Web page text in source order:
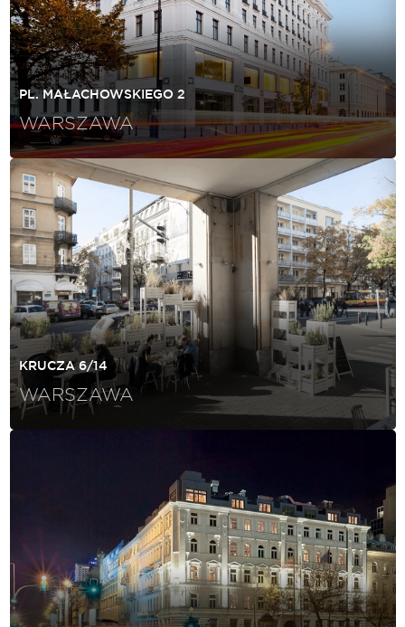
PL. MAŁACHOWSKIEGO 2
WARSZAWA
KRUCZA 6/14
WARSZAWA